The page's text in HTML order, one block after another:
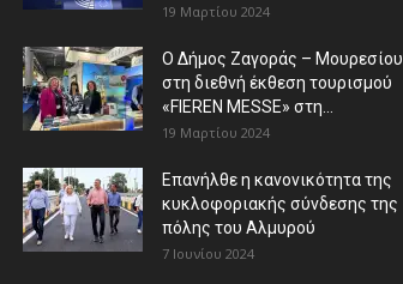
19 Μαρτίου 2024
Ο Δήμος Ζαγοράς – Μουρεσίου
στη διεθνή έκθεση τουρισμού
«FIEREN MESSE» στη...
19 Μαρτίου 2024
Επανήλθε η κανονικότητα της
κυκλοφοριακής σύνδεσης της
πόλης του Αλμυρού
7 Ιουνίου 2024